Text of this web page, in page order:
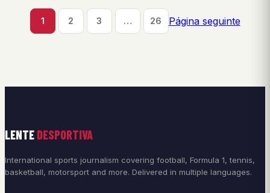
1 2 3 … 26 Página seguinte
LENTE DESPORTIVA
International sports journalism covering football, Formula 1, tennis,
basketball, motorsport and more. Delivered in multiple languages.